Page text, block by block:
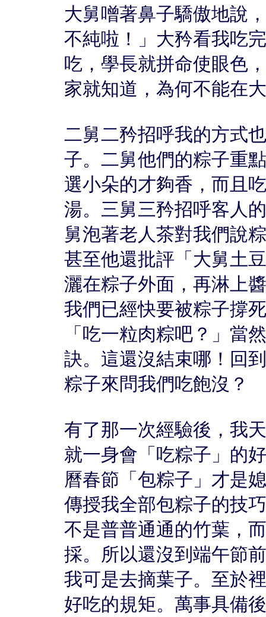
大舅噌著鼻子驕傲地說
不純啦！」大矜看我吃
吃，學長就拼命使眼色
家就知道，為何不能在
二舅二矜招呼我的方式
子。二舅他們的粽子重
選小朵的才夠香，而且
湯。三舅三矜招呼客人
舅泡著老人茶對我們說
甚至他還批評「大舅土
灑在粽子外面，再淋上
我們已經快要被粽子撐
「吃一粒肉粽吧？」當
訣。這還沒結束哪！回
粽子來問我們吃飽沒？
有了那一次經驗後，我
就一身會「吃粽子」的
曆春節「包粽子」才是
傳授我全部包粽子的技
不是普普通通的竹葉，
採。所以還沒到端午節
我可是去摘葉子。至於
好吃的規矩。萬事具備